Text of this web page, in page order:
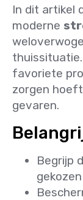
In dit artikel
moderne
favoriete
zorgen
gevaren.
Begrijp
gekozen